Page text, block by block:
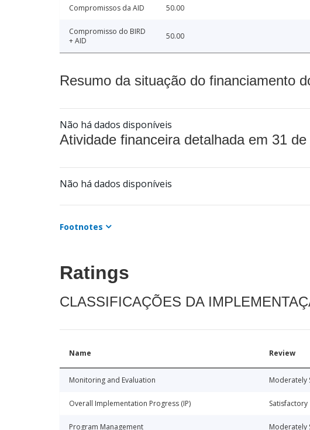
Compromissos da AID 50.00
Compromisso do BIRD
+ AID
50.00
Resumo da situação do financiamento
Não há dados disponíveis
Atividade financeira detalhada em 31
Não há dados disponíveis
Footnotes
Ratings
CLASSIFICAÇÕES DA
Name Review
Monitoring and Evaluation Moderately
Overall Implementation Progress (IP) Satisfactory
Program Management Moderately